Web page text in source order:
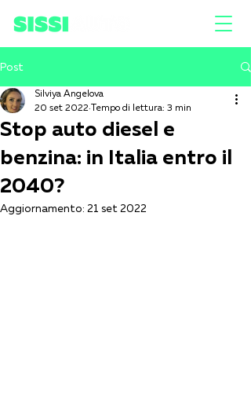
Post
Stop auto diesel e
benzina: in Italia entro il
2040?
Silviya Angelova
20 set 2022 Tempo di lettura: 3 min
Aggiornamento: 21 set 2022